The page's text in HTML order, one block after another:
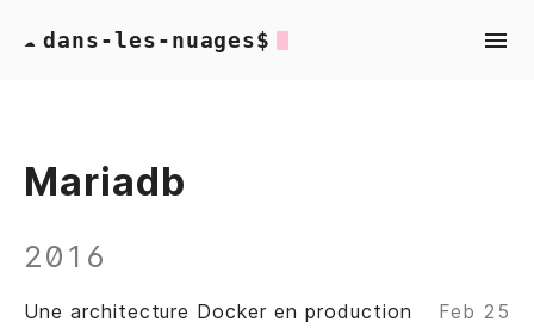
☁ dans-les-nuages$
Mariadb
2016
Une architecture Docker en production Feb 25